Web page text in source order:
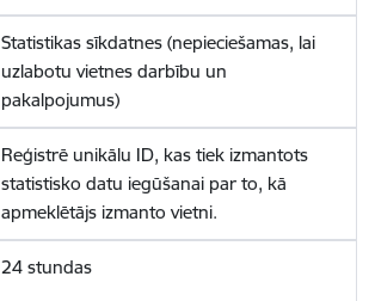
Statistikas sīkdatnes (nepieciešamas, lai
uzlabotu vietnes darbību un
pakalpojumus)
Reģistrē unikālu ID, kas tiek izmantots
statistisko datu iegūšanai par to, kā
apmeklētājs izmanto vietni.
24 stundas